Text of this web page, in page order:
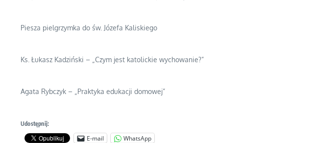
Piesza pielgrzymka do św. Józefa Kaliskiego
Ks. Łukasz Kadziński – „Czym jest katolickie wychowanie?”
Agata Rybczyk – „Praktyka edukacji domowej”
Udostępnij:
E-mail WhatsApp